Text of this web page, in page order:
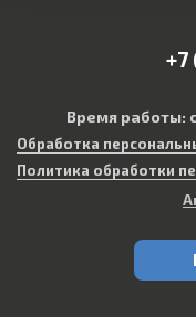
+7
Время работы:
Обработка
Политика обработки